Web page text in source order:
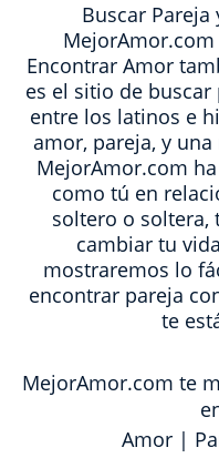
Buscar Pareja
Encontrar Amor
es el sitio de
entre los latinos e
amor, pareja, y una
MejorAmor.com
como tú en
soltero o soltera,
cambiar tu
mostraremos lo
encontrar pareja
te
MejorAmor.com te
Amor|